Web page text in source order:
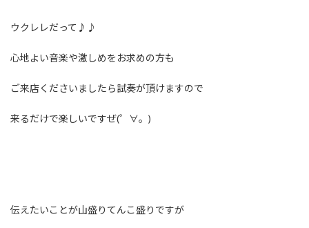
ウクレレだって♪♪
心地よい音楽や激しめをお求めの方も
ご来店くださいましたら試奏が頂けますので
来るだけで楽しいですぜ(゜∀。)
伝えたいことが山盛りてんこ盛りですが